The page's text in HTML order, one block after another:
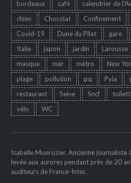
bordeaux
café calendrier de
chien
Chocolat Confinement
Covid-19
Dune du Pilat gare
Italie
japon jardin Larousse
masque
mer métro New
plage
pollution pq Pyla
restaurant
Seine Sncf
vélo
WC
Isabelle Monrozier. Ancienne journaliste
levée aux aurores pendant près de 20
auditeurs de France-Inter.